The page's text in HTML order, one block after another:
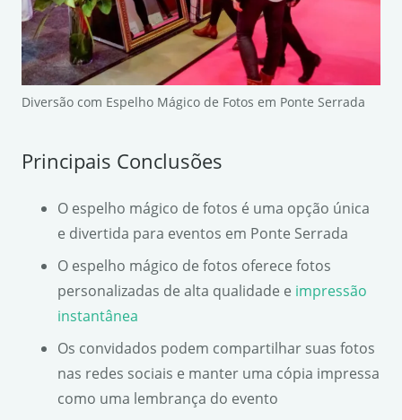
Diversão com Espelho Mágico de Fotos em Ponte Serrada
Principais Conclusões
O espelho mágico de fotos é uma opção única
e divertida para eventos em Ponte Serrada
O espelho mágico de fotos oferece fotos
personalizadas de alta qualidade e impressão
instantânea
Os convidados podem compartilhar suas fotos
nas redes sociais e manter uma cópia impressa
como uma lembrança do evento